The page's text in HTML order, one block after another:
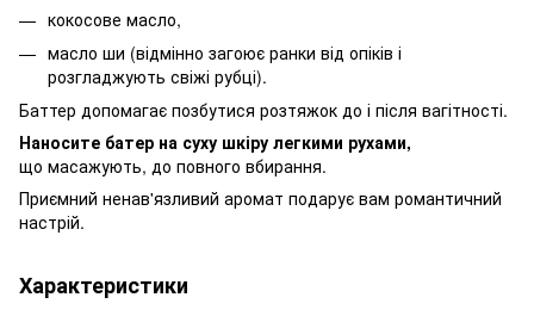
кокосове масло,
масло ши (відмінно загоює ранки від опіків і
розгладжують свіжі рубці).
Баттер допомагає позбутися розтяжок до і після вагітності.
Наносите батер на суху шкіру легкими рухами,
що масажують, до повного вбирання.
Приємний ненав'язливий аромат подарує вам романтичний
настрій.
Характеристики